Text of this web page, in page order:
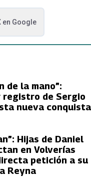
en Google
de la mano”:
de Sergio
nueva conquista
Hijas de Daniel
en Volverías
petición a su
Reyna